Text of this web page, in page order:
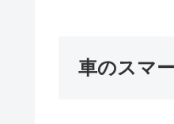
車のスマ